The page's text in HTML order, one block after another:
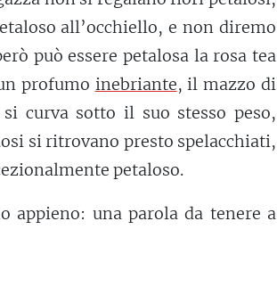
all’occhiello, e non diremo
può essere petalosa la rosa tea
profumo inebriante, il mazzo di
curva sotto il suo stesso peso,
si ritrovano presto spelacchiati,
petaloso.
appieno: una parola da tenere a